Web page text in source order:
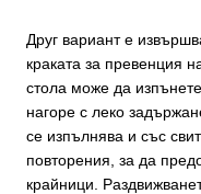
Друг вариант е
краката за превенция
стола може да
нагоре с леко
се изпълнява и със
повторения, за да
крайници.